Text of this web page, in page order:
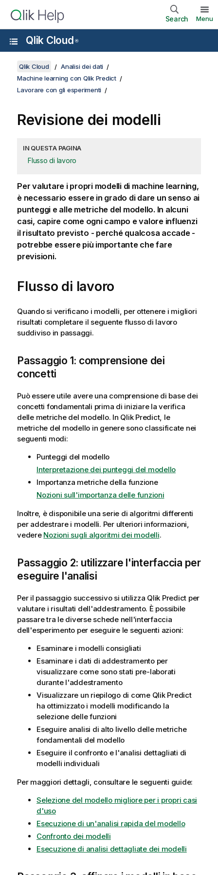
Search Menu
Qlik Cloud ®
Qlik Cloud
Analisi dei dati
Machine learning con Qlik Predict
Lavorare con gli esperimenti
Revisione dei modelli
IN QUESTA PAGINA
Flusso di lavoro
Per valutare i propri modelli di machine learning,
è necessario essere in grado di dare un senso ai
punteggi e alle metriche del modello. In alcuni
casi, capire come ogni campo e valore influenzi
il risultato previsto - perché qualcosa accade -
potrebbe essere più importante che fare
previsioni.
Flusso di lavoro
Quando si verificano i modelli, per ottenere i migliori
risultati completare il seguente flusso di lavoro
suddiviso in passaggi.
Passaggio 1: comprensione dei
concetti
Può essere utile avere una comprensione di base dei
concetti fondamentali prima di iniziare la verifica
delle metriche del modello. In Qlik Predict, le
metriche del modello in genere sono classificate nei
seguenti modi:
Punteggi del modello
Interpretazione dei punteggi del modello
Importanza metriche della funzione
Nozioni sull'importanza delle funzioni
Inoltre, è disponibile una serie di algoritmi differenti
per addestrare i modelli. Per ulteriori informazioni,
vedere Nozioni sugli algoritmi dei modelli.
Passaggio 2: utilizzare l'interfaccia per
eseguire l'analisi
Per il passaggio successivo si utilizza Qlik Predict per
valutare i risultati dell'addestramento. È possibile
passare tra le diverse schede nell'interfaccia
dell'esperimento per eseguire le seguenti azioni:
Esaminare i modelli consigliati
Esaminare i dati di addestramento per
visualizzare come sono stati pre-laborati
durante l'addestramento
Visualizzare un riepilogo di come Qlik Predict
ha ottimizzato i modelli modificando la
selezione delle funzioni
Eseguire analisi di alto livello delle metriche
fondamentali del modello
Eseguire il confronto e l'analisi dettagliati di
modelli individuali
Per maggiori dettagli, consultare le seguenti guide:
Selezione del modello migliore per i propri casi
d'uso
Esecuzione di un'analisi rapida del modello
Confronto dei modelli
Esecuzione di analisi dettagliate dei modelli